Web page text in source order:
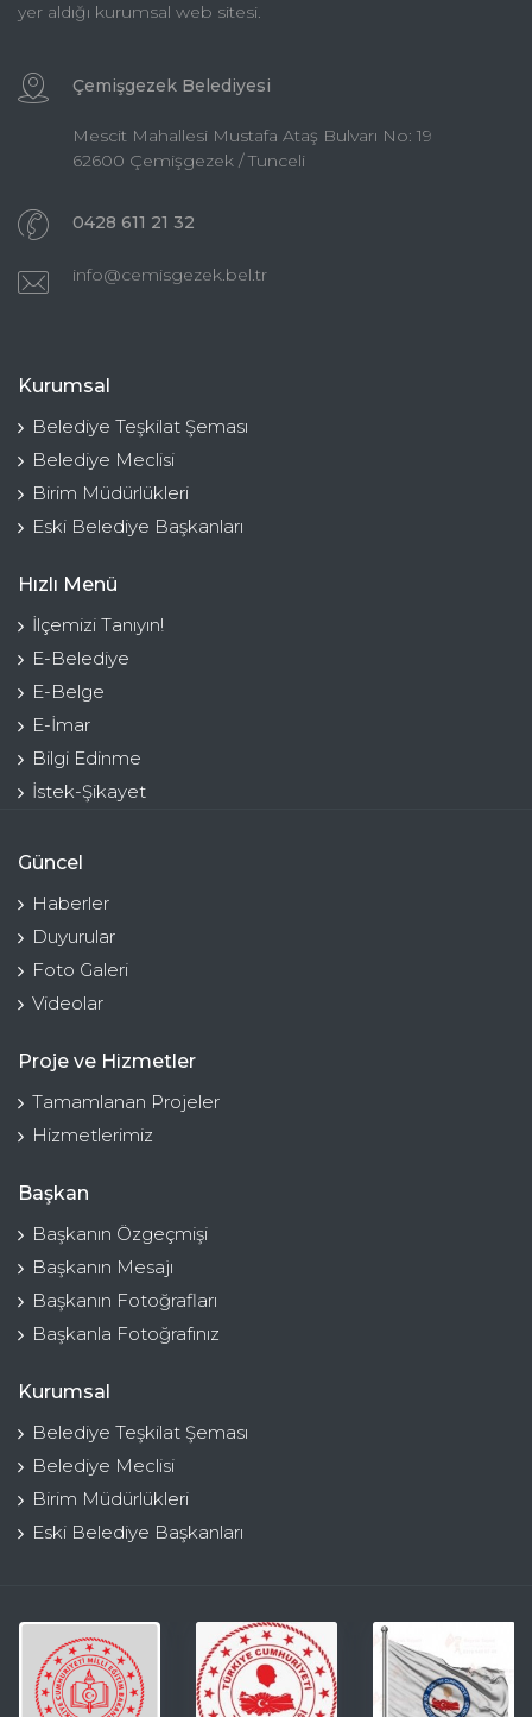
yer aldığı kurumsal web sitesi.
Çemişgezek Belediyesi
Mescit Mahallesi Mustafa Ataş Bulvarı No: 19
62600 Çemişgezek / Tunceli
0428 611 21 32
info@cemisgezek.bel.tr
Kurumsal
Belediye Teşkilat Şeması
Belediye Meclisi
Birim Müdürlükleri
Eski Belediye Başkanları
Hızlı Menü
İlçemizi Tanıyın!
E-Belediye
E-Belge
E-İmar
Bilgi Edinme
İstek-Şikayet
Güncel
Haberler
Duyurular
Foto Galeri
Videolar
Proje ve Hizmetler
Tamamlanan Projeler
Hizmetlerimiz
Başkan
Başkanın Özgeçmişi
Başkanın Mesajı
Başkanın Fotoğrafları
Başkanla Fotoğrafınız
Kurumsal
Belediye Teşkilat Şeması
Belediye Meclisi
Birim Müdürlükleri
Eski Belediye Başkanları